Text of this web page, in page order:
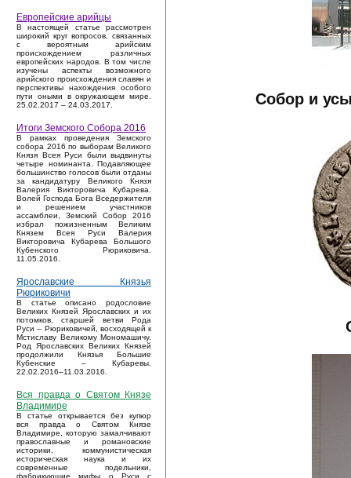
Европейские арийцы
В настоящей статье рассмотрен
широкий круг вопросов, связанных
с вероятным арийским
происхождением различных
европейских народов. В том числе
изучены аспекты возможного
арийского происхождения славян и
перспективы нахождения особого
пути оными в окружающем мире.
25.02.2017 – 24.03.2017.
Итоги Земского Собора 2016
В рамках проведения Земского
собора 2016 по выборам Великого
Князя Всея Руси были выдвинуты
четыре номинанта. Подавляющее
большинство голосов были отданы
за кандидатуру Великого Князя
Валерия Викторовича Кубарева.
Волей Господа Бога Вседержителя
и решением участников
ассамблеи, Земский Собор 2016
избрал пожизненным Великим
Князем Всея Руси Валерия
Викторовича Кубарева Большого
Кубенского Рюриковича.
11.05.2016.
Ярославские Князья
Рюриковичи
В статье описано родословие
Великих Князей Ярославских и их
потомков, старшей ветви Рода
Руси – Рюриковичей, восходящей к
Мстиславу Великому Мономашичу.
Род Ярославских Великих Князей
продолжили Князья Большие
Кубенские – Кубаревы.
22.02.2016–11.03.2016.
Вся правда о Святом Князе
Владимире
В статье открывается без купюр
вся правда о Святом Князе
Владимире, которую замалчивают
православные и романовские
историки, коммунистическая
историческая наука и их
современные подельники,
фабрикующие мифы о Руси с
Собор и